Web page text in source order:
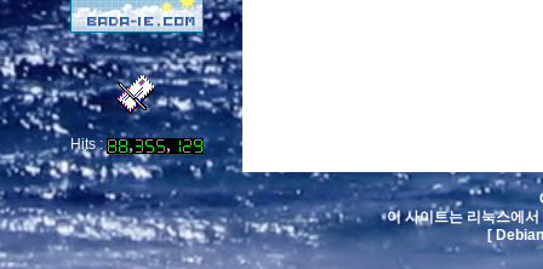
Hits :
이 사이트는 리눅스에
[